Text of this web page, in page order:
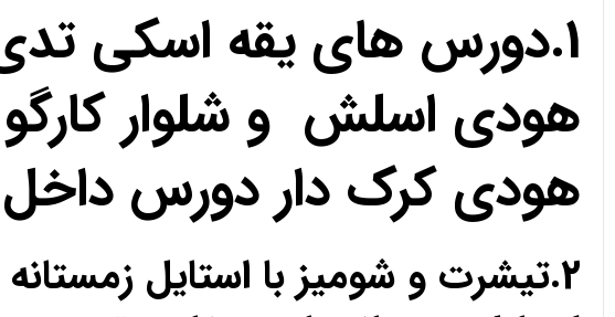
1.دورس های یقه اسکی
هودی اسلش و شلوار
هودی کرک دار دورس
2.تیشرت و شومیز با استایل